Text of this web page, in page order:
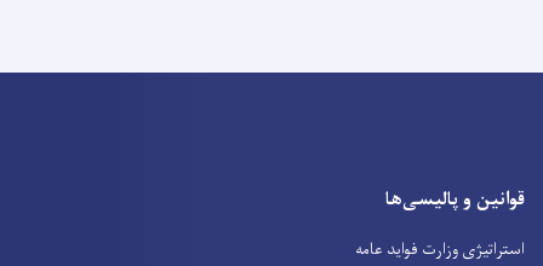
قوانین و پالیسی‌ها
استراتیژی وزارت فواید عامه